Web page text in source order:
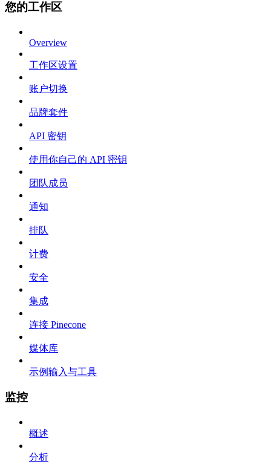
您的工作区
Overview
工作区设置
账户切换
品牌套件
API 密钥
使用你自己的 API 密钥
团队成员
通知
排队
计费
安全
集成
连接 Pinecone
媒体库
示例输入与工具
监控
概述
分析